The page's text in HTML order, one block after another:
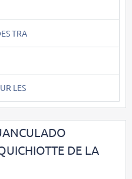
TRA
LES
DE LA